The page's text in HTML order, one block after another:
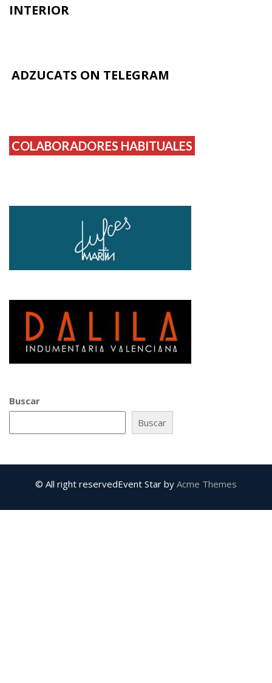
INTERIOR
ADZUCATS ON TELEGRAM
COLABORADORES HABITUALES
Buscar
Buscar
© All right reservedEvent Star by Acme Themes